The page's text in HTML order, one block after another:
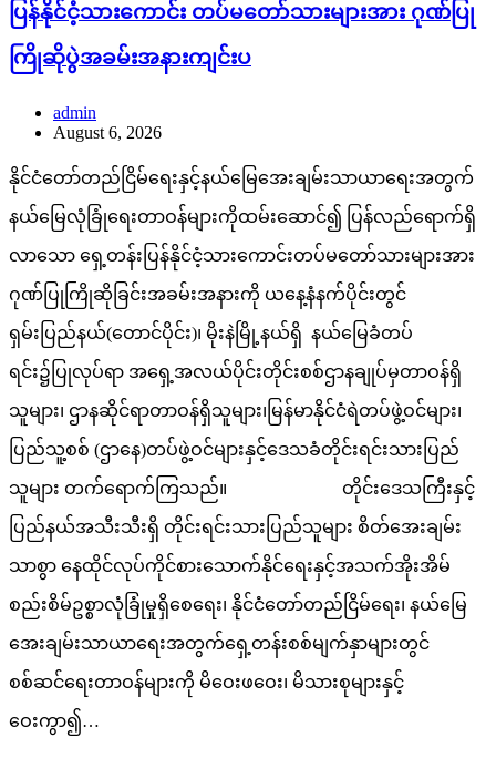
ပြန်နိုင်ငံ့သားကောင်း တပ်မတော်သားများအား ဂုဏ်ပြု
ကြိုဆိုပွဲအခမ်းအနားကျင်းပ
admin
August 6, 2026
နိုင်ငံတော်တည်ငြိမ်ရေးနှင့်နယ်မြေအေးချမ်းသာယာရေးအတွက်
နယ်မြေလုံခြုံရေးတာဝန်များကိုထမ်းဆောင်၍ ပြန်လည်ရောက်ရှိ
လာသော ရှေ့တန်းပြန်နိုင်ငံ့သားကောင်းတပ်မတော်သားများအား
ဂုဏ်ပြုကြိုဆိုခြင်းအခမ်းအနားကို ယနေ့နံနက်ပိုင်းတွင်
ရှမ်းပြည်နယ်(တောင်ပိုင်း)၊ မိုးနဲမြို့နယ်ရှိ နယ်မြေခံတပ်
ရင်း၌ပြုလုပ်ရာ အရှေ့အလယ်ပိုင်းတိုင်းစစ်ဌာနချုပ်မှတာဝန်ရှိ
သူများ၊ ဌာနဆိုင်ရာတာဝန်ရှိသူများ၊မြန်မာနိုင်ငံရဲတပ်ဖွဲ့ဝင်များ၊
ပြည်သူ့စစ် (ဌာနေ)တပ်ဖွဲ့ဝင်များနှင့်ဒေသခံတိုင်းရင်းသားပြည်
သူများ တက်ရောက်ကြသည်။ တိုင်းဒေသကြီးနှင့်
ပြည်နယ်အသီးသီးရှိ တိုင်းရင်းသားပြည်သူများ စိတ်အေးချမ်း
သာစွာ နေထိုင်လုပ်ကိုင်စားသောက်နိုင်ရေးနှင့်အသက်အိုးအိမ်
စည်းစိမ်ဥစ္စာလုံခြုံမှုရှိစေရေး၊ နိုင်ငံတော်တည်ငြိမ်ရေး၊ နယ်မြေ
အေးချမ်းသာယာရေးအတွက်ရှေ့တန်းစစ်မျက်နှာများတွင်
စစ်ဆင်ရေးတာဝန်များကို မိဝေးဖဝေး၊ မိသားစုများနှင့်
ဝေးကွာ၍…